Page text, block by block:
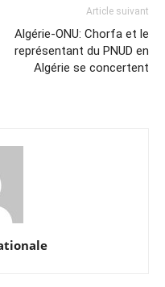
Article suivant
Algérie-ONU: Chorfa et le
représentant du PNUD en
Algérie se concertent